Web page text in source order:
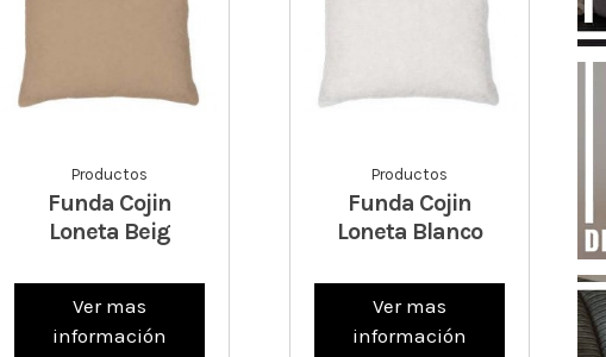
Productos
Funda Cojin
Loneta Beig
Ver mas
información
Productos
Funda Cojin
Loneta Blanco
Ver mas
información